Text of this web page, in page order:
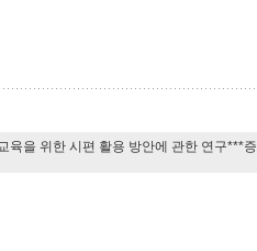
육을 위한 시편 활용 방안에 관한 연구***증